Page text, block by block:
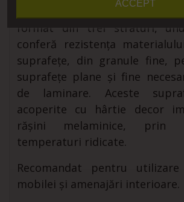
nitro. Constructiv,PAL-ul
format din trei straturi,
conferă rezistența
suprafețe, din granule fine,
suprafețe plane și fine
de laminare. Aceste
acoperite cu hârtie decor
rășini melaminice, prin
temperaturi ridicate.
Recomandat pentru
mobilei și amenajări interioare.
ACCEPT